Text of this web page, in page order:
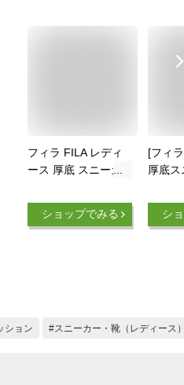
フィラ FILA レディ
ース 厚底 スニーカ
XT 97 ローカット ダ
ッドスニーカー ダッ
送料無料 最強翌日配
ショップでみる
[フィ
厚底ス
ト 025
シ
ション スニーカー・靴（レディース